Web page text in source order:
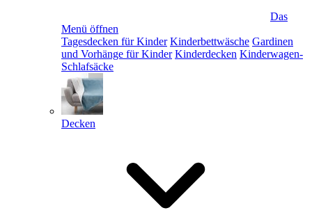
Das
Menü öffnen
Tagesdecken für Kinder Kinderbettwäsche Gardinen
und Vorhänge für Kinder Kinderdecken Kinderwagen-
Schlafsäcke
Decken